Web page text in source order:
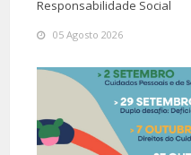
Responsabilidade Social
05 Agosto 2026